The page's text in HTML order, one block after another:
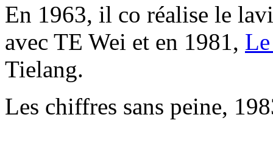
En 1963, il co réalise le
avec TE Wei et en 1981,
Tielang.
Les chiffres sans peine,